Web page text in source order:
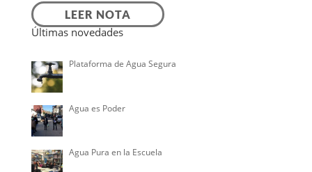
LEER NOTA
Últimas novedades
Plataforma de Agua Segura
Agua es Poder
Agua Pura en la Escuela